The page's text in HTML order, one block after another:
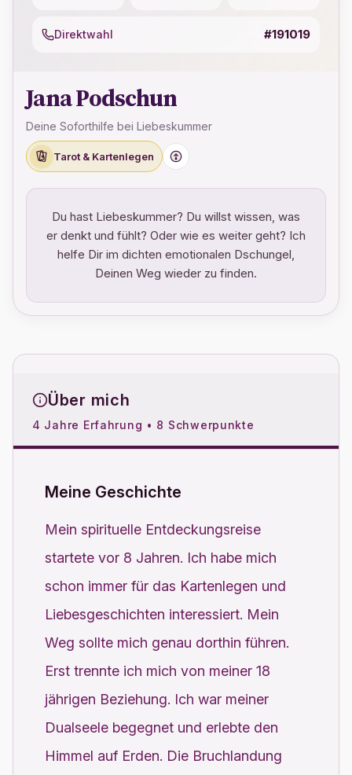
Direktwahl #191019
Jana Podschun
Deine Soforthilfe bei Liebeskummer
Tarot & Kartenlegen
Du hast Liebeskummer? Du willst wissen, was
er denkt und fühlt? Oder wie es weiter geht? Ich
helfe Dir im dichten emotionalen Dschungel,
Deinen Weg wieder zu finden.
Über mich
4 Jahre Erfahrung • 8 Schwerpunkte
Meine Geschichte
Mein spirituelle Entdeckungsreise
startete vor 8 Jahren. Ich habe mich
schon immer für das Kartenlegen und
Liebesgeschichten interessiert. Mein
Weg sollte mich genau dorthin führen.
Erst trennte ich mich von meiner 18
jährigen Beziehung. Ich war meiner
Dualseele begegnet und erlebte den
Himmel auf Erden. Die Bruchlandung